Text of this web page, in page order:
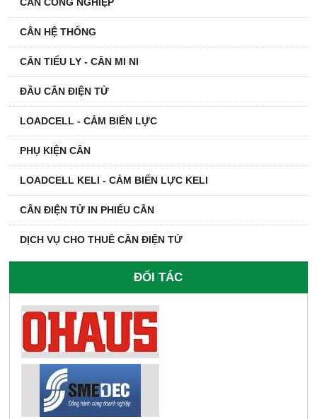
CÂN HỆ THỐNG
CÂN TIỂU LY - CÂN MI NI
ĐẦU CÂN ĐIỆN TỬ
LOADCELL - CẢM BIẾN LỰC
PHỤ KIỆN CÂN
LOADCELL KELI - CẢM BIẾN LỰC KELI
CÂN ĐIỆN TỬ IN PHIẾU CÂN
DỊCH VỤ CHO THUÊ CÂN ĐIỆN TỬ
ĐỐI TÁC